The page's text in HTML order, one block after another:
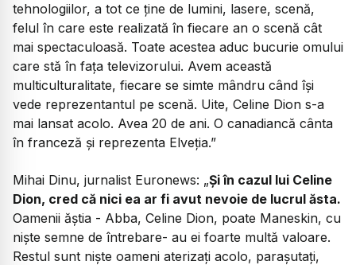
tehnologiilor, a tot ce ține de lumini, lasere, scenă,
felul în care este realizată în fiecare an o scenă cât
mai spectaculoasă. Toate acestea aduc bucurie omului
care stă în fața televizorului. Avem această
multiculturalitate, fiecare se simte mândru când își
vede reprezentantul pe scenă. Uite, Celine Dion s-a
mai lansat acolo. Avea 20 de ani. O canadiancă cânta
în franceză și reprezenta Elveția.”
Mihai Dinu, jurnalist Euronews: „Și în cazul lui Celine
Dion, cred că nici ea ar fi avut nevoie de lucrul ăsta.
Oamenii ăștia - Abba, Celine Dion, poate Maneskin, cu
niște semne de întrebare- au ei foarte multă valoare.
Restul sunt niște oameni aterizați acolo, parașutați,